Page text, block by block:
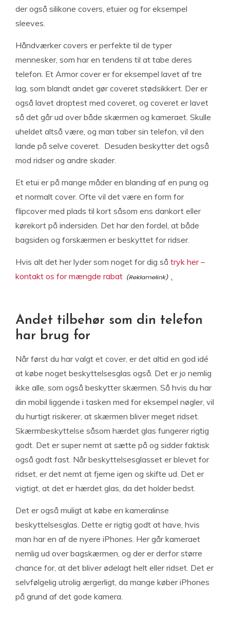
der også silikone covers, etuier og for eksempel
sleeves.
Håndværker covers er perfekte til de typer
mennesker, som har en tendens til at tabe deres
telefon. Et Armor cover er for eksempel lavet af tre
lag, som blandt andet gør coveret stødsikkert. Der er
også lavet droptest med coveret, og coveret er lavet
så det går ud over både skærmen og kameraet. Skulle
uheldet altså være, og man taber sin telefon, vil den
lande på selve coveret. Desuden beskytter det også
mod ridser og andre skader.
Et etui er på mange måder en blanding af en pung og
et normalt cover. Ofte vil det være en form for
flipcover med plads til kort såsom ens dankort eller
kørekort på indersiden. Det har den fordel, at både
bagsiden og forskærmen er beskyttet for ridser.
Hvis alt det her lyder som noget for dig så tryk her –
kontakt os for mængde rabat
.
Andet tilbehør som din telefon
har brug for
Når først du har valgt et cover, er det altid en god idé
at købe noget beskyttelsesglas også. Det er jo nemlig
ikke alle, som også beskytter skærmen. Så hvis du har
din mobil liggende i tasken med for eksempel nøgler, vil
du hurtigt risikerer, at skærmen bliver meget ridset.
Skærmbeskyttelse såsom hærdet glas fungerer rigtig
godt. Det er super nemt at sætte på og sidder faktisk
også godt fast. Når beskyttelsesglasset er blevet for
ridset, er det nemt at fjerne igen og skifte ud. Det er
vigtigt, at det er hærdet glas, da det holder bedst.
Det er også muligt at købe en kameralinse
beskyttelsesglas. Dette er rigtig godt at have, hvis
man har en af de nyere iPhones. Her går kameraet
nemlig ud over bagskærmen, og der er derfor større
chance for, at det bliver ødelagt helt eller ridset. Det er
selvfølgelig utrolig ærgerligt, da mange køber iPhones
på grund af det gode kamera.